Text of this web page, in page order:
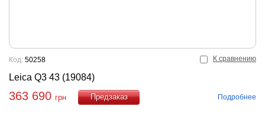
К сравнению
Leica Q3 43 (19084)
Код: 50258
363 690 грн
Подробнее